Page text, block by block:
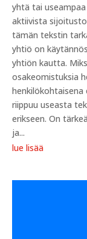
yhtä tai
aktiivista
tämän tekstin
yhtiö on
yhtiön kautta.
osakeomistuksia
henkilökohtaisena
riippuu useasta
erikseen. On
ja...
lue lisää